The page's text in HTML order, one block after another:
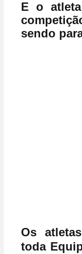
E o
sendo
Os
toda